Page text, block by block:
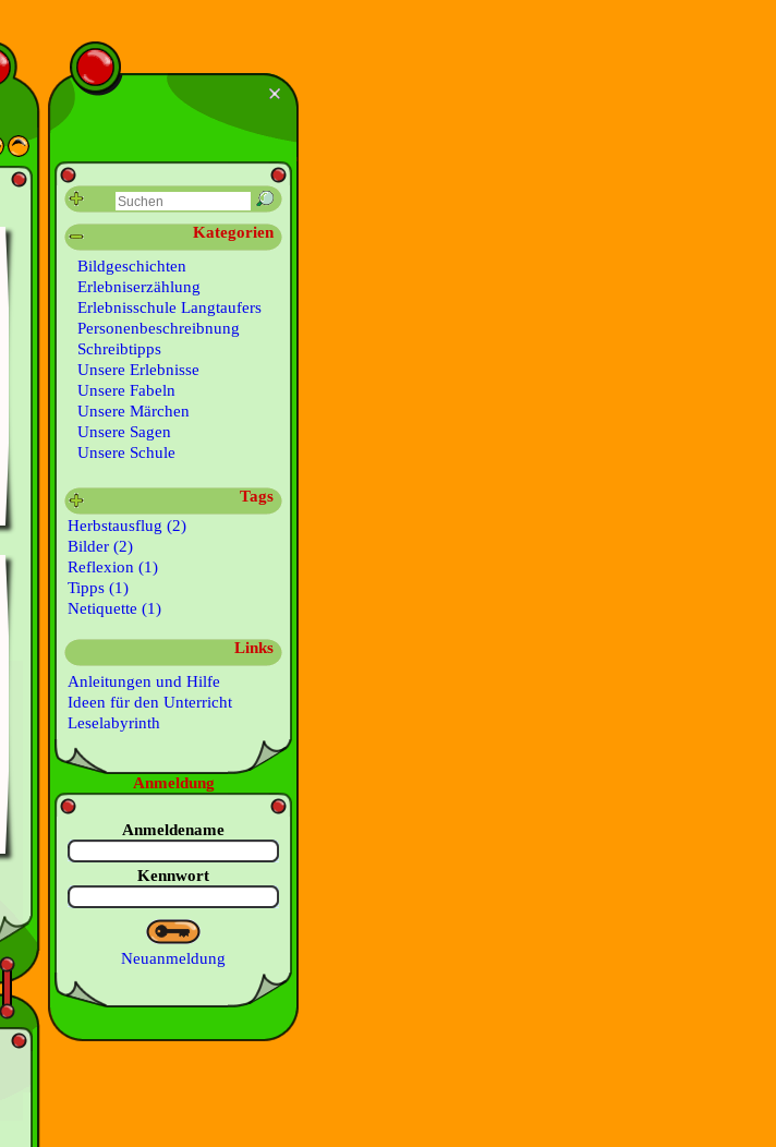
Kategorien
Bildgeschichten
Erlebniserzählung
Erlebnisschule Langtaufers
Personenbeschreibnung
Schreibtipps
Unsere Erlebnisse
Unsere Fabeln
Unsere Märchen
Unsere Sagen
Unsere Schule
Tags
Herbstausflug (2)
Bilder (2)
Reflexion (1)
Tipps (1)
Netiquette (1)
Links
Anleitungen und Hilfe
Ideen für den Unterricht
Leselabyrinth
Anmeldung
Anmeldename
Kennwort
Neuanmeldung